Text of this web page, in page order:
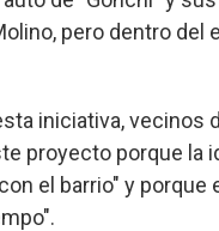
pero dentro del
iniciativa, vecinos
proyecto porque la
el barrio" y porque